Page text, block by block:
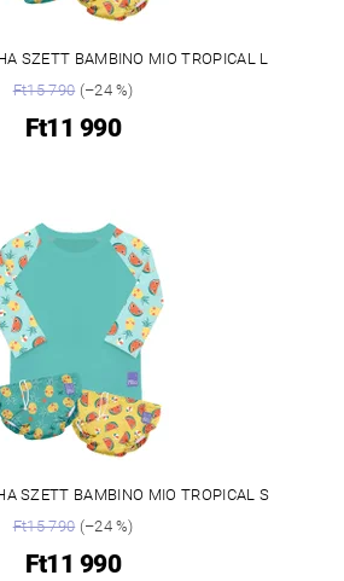
SZETT BAMBINO MIO TROPICAL L
Ft15 790(–24 %)
Ft11 990
SZETT BAMBINO MIO TROPICAL S
Ft15 790(–24 %)
Ft11 990